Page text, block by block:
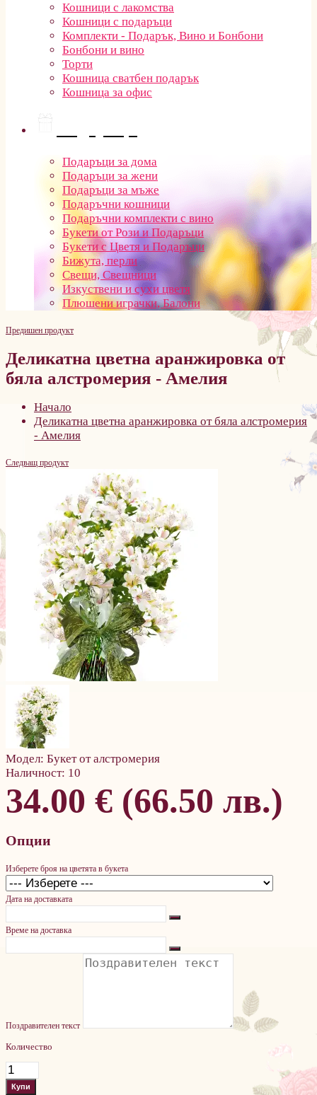
Кошници с лакомства
Кошници с подаръци
Комплекти - Подарък, Вино и Бонбони
Бонбони и вино
Торти
Кошница сватбен подарък
Кошница за офис
Подаръци за дома
Подаръци за жени
Подаръци за мъже
Подаръчни кошници
Подаръчни комплекти с вино
Букети от Рози и Подаръци
Букети с Цветя и Подаръци
Бижута, перли
Свещи, Свещници
Изкуствени и сухи цветя
Плюшени играчки, Балони
Предишен продукт
Деликатна цветна аранжировка от
бяла алстромерия - Амелия
Начало
Деликатна цветна аранжировка от бяла алстромерия
- Амелия
Следващ продукт
Модел: Букет от алстромерия
Наличност: 10
34.00 € (66.50 лв.)
Опции
Изберете броя на цветята в букета
Дата на доставката
Време на доставка
Поздравителен текст
Количество